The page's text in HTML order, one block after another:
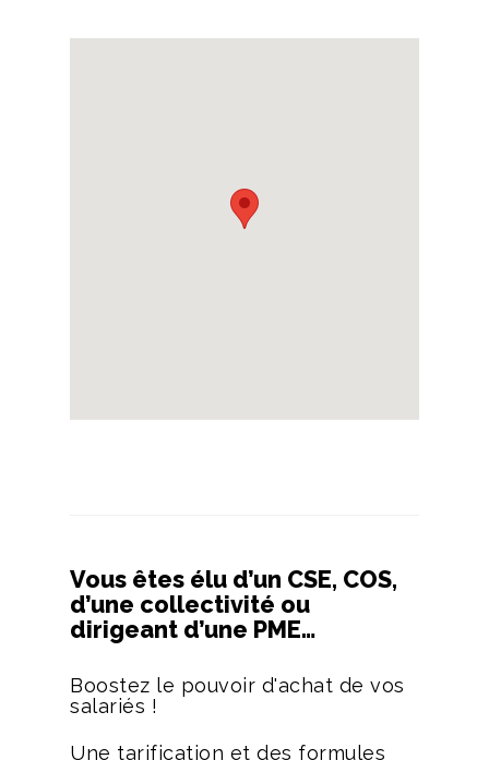
Vous êtes élu d’un CSE, COS,
d’une collectivité ou
dirigeant d’une PME…
Boostez le pouvoir d'achat de vos
salariés !
Une tarification et des formules